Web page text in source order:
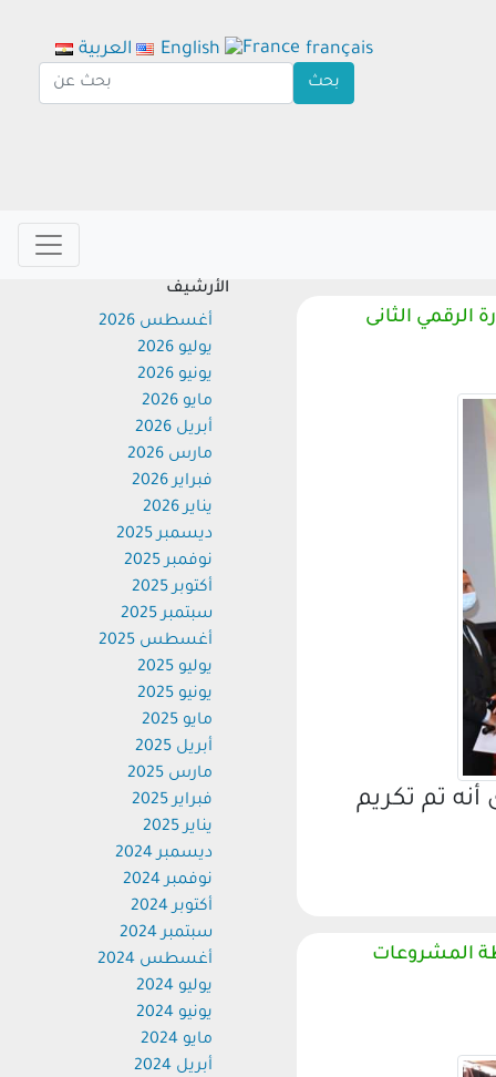
الثانى
تم تكريم
المشروعات
الأرشيف
أغسطس 2026
يوليو 2026
يونيو 2026
مايو 2026
أبريل 2026
مارس 2026
فبراير 2026
يناير 2026
ديسمبر 2025
نوفمبر 2025
أكتوبر 2025
سبتمبر 2025
أغسطس 2025
يوليو 2025
يونيو 2025
مايو 2025
أبريل 2025
مارس 2025
فبراير 2025
يناير 2025
ديسمبر 2024
نوفمبر 2024
أكتوبر 2024
سبتمبر 2024
أغسطس 2024
يوليو 2024
يونيو 2024
مايو 2024
أبريل 2024
العربية English français